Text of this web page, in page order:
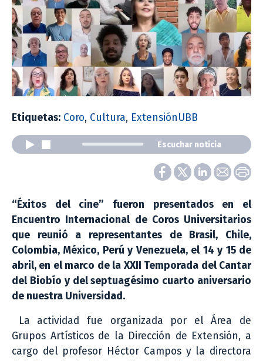
Etiquetas: Coro, Cultura, ExtensiónUBB
Escuchar noticia
“Éxitos del cine” fueron presentados en el
Encuentro Internacional de Coros Universitarios
que reunió a representantes de Brasil, Chile,
Colombia, México, Perú y Venezuela, el 14 y 15 de
abril, en el marco de la XXII Temporada del Cantar
del Biobío y del septuagésimo cuarto aniversario
de nuestra Universidad.
La actividad fue organizada por el Área de
Grupos Artísticos de la Dirección de Extensión, a
cargo del profesor Héctor Campos y la directora